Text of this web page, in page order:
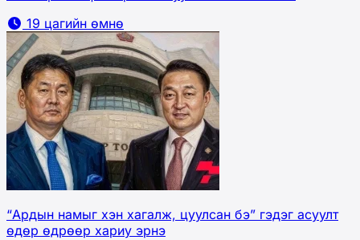
19 цагийн өмнө
“Ардын намыг хэн хагалж, цуулсан бэ” гэдэг асуулт
өдөр өдрөөр хариу эрнэ